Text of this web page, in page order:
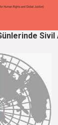
Sivil